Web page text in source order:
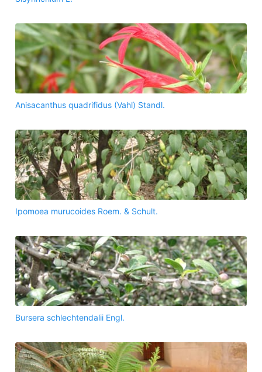
Anisacanthus quadrifidus (Vahl) Standl.
Ipomoea murucoides Roem. & Schult.
Bursera schlechtendalii Engl.